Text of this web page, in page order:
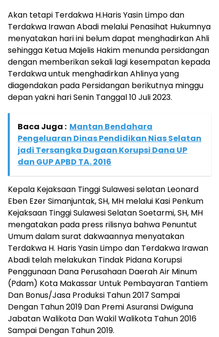
Akan tetapi Terdakwa H.Haris Yasin Limpo dan
Terdakwa Irawan Abadi melalui Penasihat Hukumnya
menyatakan hari ini belum dapat menghadirkan Ahli
sehingga Ketua Majelis Hakim menunda persidangan
dengan memberikan sekali lagi kesempatan kepada
Terdakwa untuk menghadirkan Ahlinya yang
diagendakan pada Persidangan berikutnya minggu
depan yakni hari Senin Tanggal 10 Juli 2023.
Baca Juga : Mantan Bendahara
Pengeluaran Dinas Pendidikan Nias Selatan
jadi Tersangka Dugaan Korupsi Dana UP
dan GUP APBD TA. 2016
Kepala Kejaksaan Tinggi Sulawesi selatan Leonard
Eben Ezer Simanjuntak, SH, MH melalui Kasi Penkum
Kejaksaan Tinggi Sulawesi Selatan Soetarmi, SH, MH
mengatakan pada press rilisnya bahwa Penuntut
Umum dalam surat dakwaannya menyatakan
Terdakwa H. Haris Yasin Limpo dan Terdakwa Irawan
Abadi telah melakukan Tindak Pidana Korupsi
Penggunaan Dana Perusahaan Daerah Air Minum
(Pdam) Kota Makassar Untuk Pembayaran Tantiem
Dan Bonus/Jasa Produksi Tahun 2017 Sampai
Dengan Tahun 2019 Dan Premi Asuransi Dwiguna
Jabatan Walikota Dan Wakil Walikota Tahun 2016
Sampai Dengan Tahun 2019.